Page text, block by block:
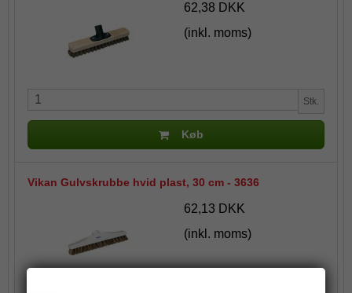
62,38 DKK
(inkl. moms)
Stk.
Køb
Vikan Gulvskrubbe hvid plast, 30 cm - 3636
62,13 DKK
(inkl. moms)